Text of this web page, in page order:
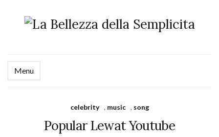
Menu
celebrity , music , song
Popular Lewat Youtube